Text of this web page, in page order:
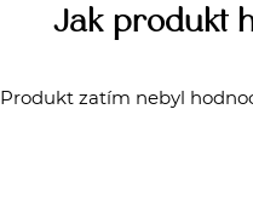
Jak produkt
Produkt zatím nebyl